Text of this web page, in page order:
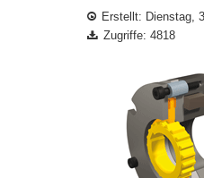
Erstellt: Dienstag,
Zugriffe: 4818